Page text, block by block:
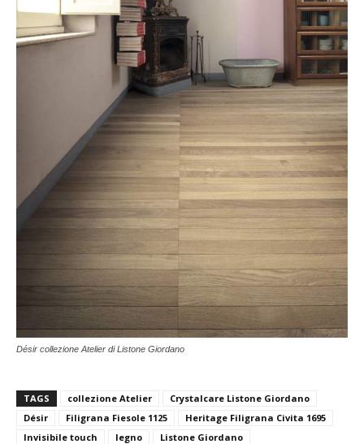
Désir collezione Atelier di Listone Giordano
TAGS collezione Atelier
Crystalcare Listone Giordano
Désir
Filigrana Fiesole 1125
Heritage Filigrana Civita 1695
Invisibile touch
legno
Listone Giordano